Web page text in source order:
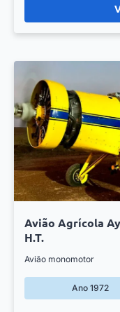
Avião Agrícola
H.T.
Avião monomotor
Ano 1972